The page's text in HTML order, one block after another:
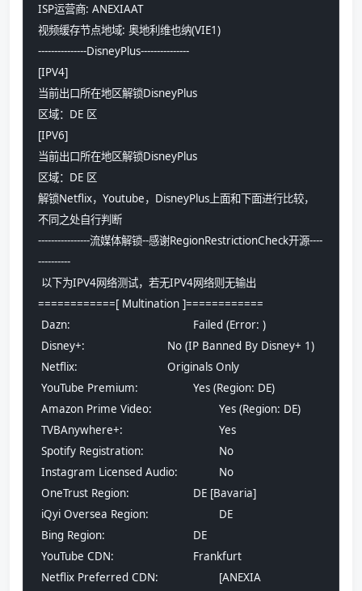
ISP运营商: ANEXIAAT
视频缓存节点地域: 奥地利维也纳(VIE1)
---------------DisneyPlus---------------
[IPV4]
当前出口所在地区解锁DisneyPlus
区域：DE 区
[IPV6]
当前出口所在地区解锁DisneyPlus
区域：DE 区
解锁Netflix，Youtube，DisneyPlus上面和下面进行比较，
不同之处自行判断
----------------流媒体解锁--感谢RegionRestrictionCheck开源----
----------
以下为IPV4网络测试，若无IPV4网络则无输出
============[ Multination ]============
Dazn:					Failed (Error: )
Disney+:				No (IP Banned By Disney+ 1)
Netflix:				Originals Only
YouTube Premium:			Yes (Region: DE)
Amazon Prime Video:			Yes (Region: DE)
TVBAnywhere+:				Yes
Spotify Registration:			No
Instagram Licensed Audio:		No
OneTrust Region:			DE [Bavaria]
iQyi Oversea Region:			DE
Bing Region:				DE
YouTube CDN:				Frankfurt